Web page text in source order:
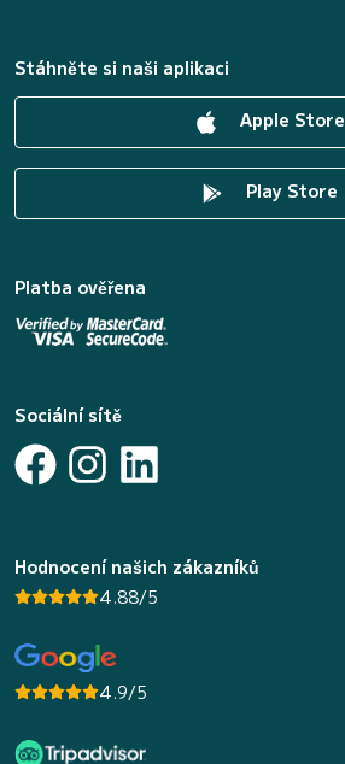
Stáhněte si naši aplikaci
Apple Store
Play Store
Platba ověřena
Sociální sítě
Hodnocení našich zákazníků
4.88/5
4.9/5